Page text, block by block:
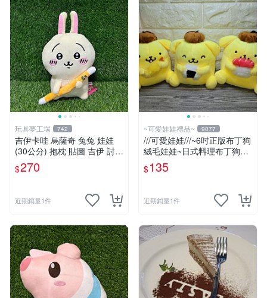
玩具夢工場 742
吉伊卡哇 烏薩奇 兔兔 娃娃
(30公分) 抱枕 貼圖 吉伊 討伐
棒 Chiikawa
$270
近期銷量1件
~可愛娃娃禮品~ 9077
///可愛娃娃///~6吋正版布丁狗
絨毛娃娃~日式料理布丁狗~
壽司~三角飯糰~炸蝦---約15
公分
$135
近期銷量1件